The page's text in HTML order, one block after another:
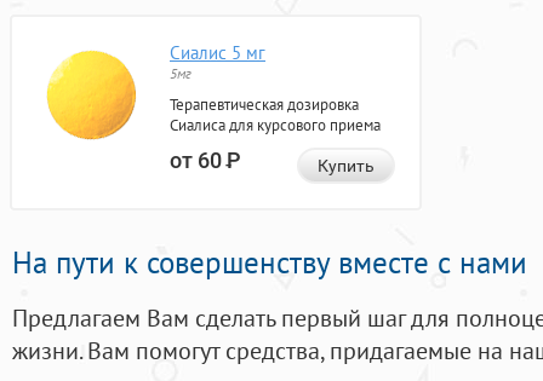
Сиалис 5 мг
5мг
Терапевтическая дозировка
Сиалиса для курсового приема
от 60Р Купить
На пути к совершенству вместе с нами
Предлагаем Вам сделать первый шаг для
жизни. Вам помогут средства, придагаемые на